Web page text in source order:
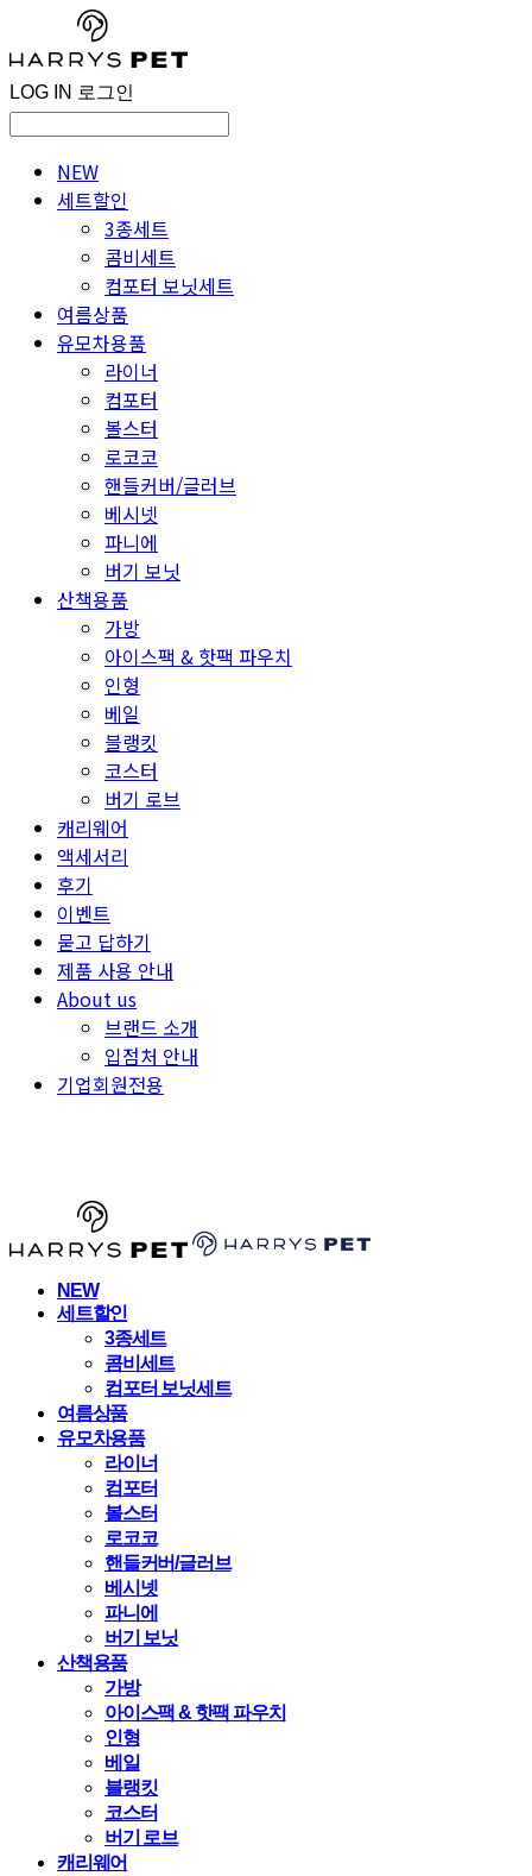
LOG IN 로그인
NEW
세트할인
3종세트
콤비세트
컴포터 보닛세트
여름상품
유모차용품
라이너
컴포터
볼스터
로코코
핸들커버/글러브
베시넷
파니에
버기 보닛
산책용품
가방
아이스팩 & 핫팩 파우치
인형
베일
블랭킷
코스터
버기 로브
캐리웨어
액세서리
후기
이벤트
묻고 답하기
제품 사용 안내
About us
브랜드 소개
입점처 안내
기업회원전용
NEW
세트할인
3종세트
콤비세트
컴포터 보닛세트
여름상품
유모차용품
라이너
컴포터
볼스터
로코코
핸들커버/글러브
베시넷
파니에
버기 보닛
산책용품
가방
아이스팩 & 핫팩 파우치
인형
베일
블랭킷
코스터
버기 로브
캐리웨어